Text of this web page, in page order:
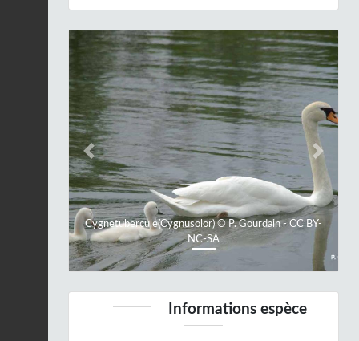
Cygnetubercule(Cygnusolor) © P. Gourdain - CC BY-
NC-SA
Previous Next
Informations espèce